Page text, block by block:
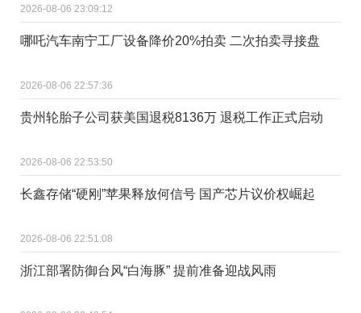
2026-08-06 23:09:12
哪吒汽车南宁工厂设备降价20%拍卖 二次拍卖寻接盘
2026-08-06 22:57:36
贵州轮胎子公司获美国退税8136万 退税工作正式启动
2026-08-06 22:53:50
长鑫存储“硬刚”苹果释放何信号 国产芯片议价权崛起
2026-08-06 22:51:08
浙江部署防御台风“白海豚” 提前准备迎战风雨